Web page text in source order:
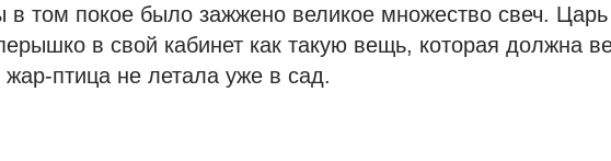
в том покое было зажжено великое множество свеч. Царь
в свой кабинет как такую вещь, которая должна
птица не летала уже в сад.